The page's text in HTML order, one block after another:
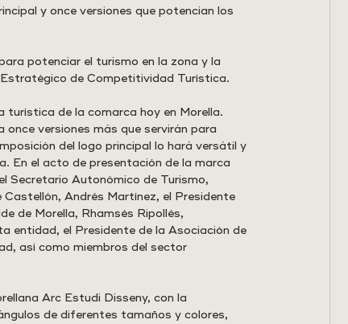
y once versiones que potencian los
potenciar el turismo en la zona y la
de Competitividad Turística.
de la comarca hoy en Morella.
versiones más que servirán para
del logo principal lo hará versátil y
En el acto de presentación de la marca
Secretario Autonómico de Turismo,
Andrés Martínez, el Presidente
de Morella, Rhamsés Ripollés,
entidad, el Presidente de la Asociación de
así como miembros del sector
Arc Estudi Disseny, con la
de diferentes tamaños y colores,